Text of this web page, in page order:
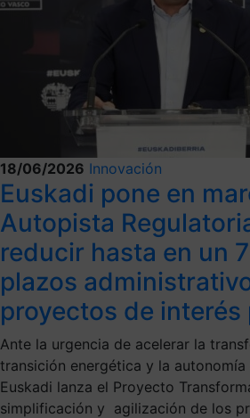
18/06/2026 Innovación
Euskadi pone en
Autopista
reducir hasta en un
plazos
proyectos de interés
Ante la urgencia de acelerar la
transición energética y la
Euskadi lanza el Proyecto
simplificación y agilización de los